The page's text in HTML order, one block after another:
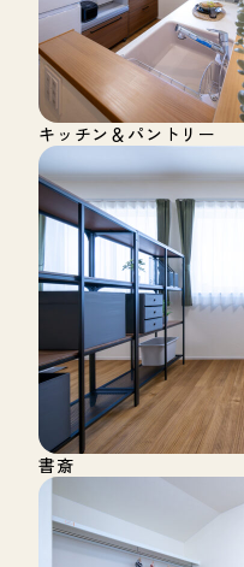
キッチン＆パントリー
書斎